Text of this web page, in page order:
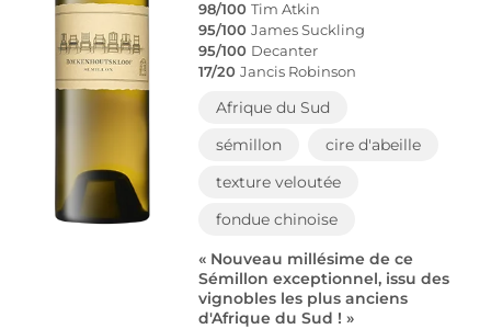
98/100 Tim Atkin
95/100 James Suckling
95/100 Decanter
17/20 Jancis Robinson
Afrique du Sud
sémillon
cire d'abeille
texture veloutée
fondue chinoise
« Nouveau millésime de ce
Sémillon exceptionnel, issu des
vignobles les plus anciens
d'Afrique du Sud ! »